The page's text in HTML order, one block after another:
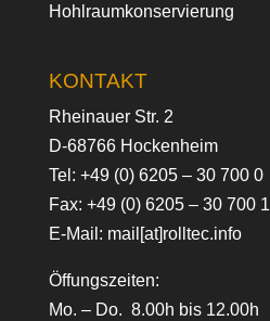
Hohlraumkonservierung
KONTAKT
Rheinauer Str. 2
D-68766 Hockenheim
Tel: +49 (0) 6205 – 30 700 0
Fax: +49 (0) 6205 – 30 700 1
E-Mail: mail[at]rolltec.info
Öffungszeiten:
Mo. – Do. 8.00h bis 12.00h